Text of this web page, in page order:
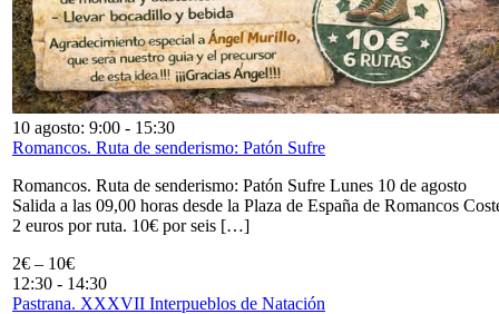
10 agosto: 9:00 - 15:30
Romancos. Ruta de senderismo: Patón Sufre
Romancos. Ruta de senderismo: Patón Sufre Lunes 10 de agosto
Salida a las 09,00 horas desde la Plaza de España de Romancos
2 euros por ruta. 10€ por seis […]
2€ – 10€
12:30 - 14:30
Pastrana. XXXVII Interpueblos de Natación